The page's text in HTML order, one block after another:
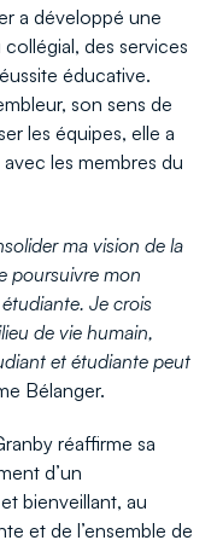
a développé une
des services
éducative.
son sens de
les équipes, elle a
les membres du
ma vision de la
poursuivre mon
Je crois
de vie humain,
et étudiante peut
Bélanger.
réaffirme sa
d’un
bienveillant, au
et de l’ensemble de